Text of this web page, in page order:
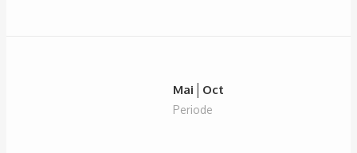
Mai│Oct
Periode